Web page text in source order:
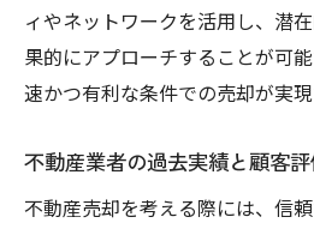
ィやネットワークを活用し、潜
果的にアプローチすることが可
速かつ有利な条件での売却が実現
不動産業者の過去実績と顧客
不動産売却を考える際には、信